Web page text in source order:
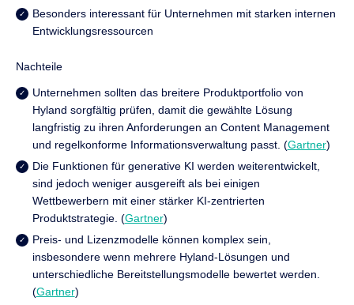
Besonders interessant für Unternehmen mit starken internen
Entwicklungsressourcen
Nachteile
Unternehmen sollten das breitere Produktportfolio von
Hyland sorgfältig prüfen, damit die gewählte Lösung
langfristig zu ihren Anforderungen an Content Management
und regelkonforme Informationsverwaltung passt. (Gartner)
Die Funktionen für generative KI werden weiterentwickelt,
sind jedoch weniger ausgereift als bei einigen
Wettbewerbern mit einer stärker KI-zentrierten
Produktstrategie. (Gartner)
Preis- und Lizenzmodelle können komplex sein,
insbesondere wenn mehrere Hyland-Lösungen und
unterschiedliche Bereitstellungsmodelle bewertet werden.
(Gartner)